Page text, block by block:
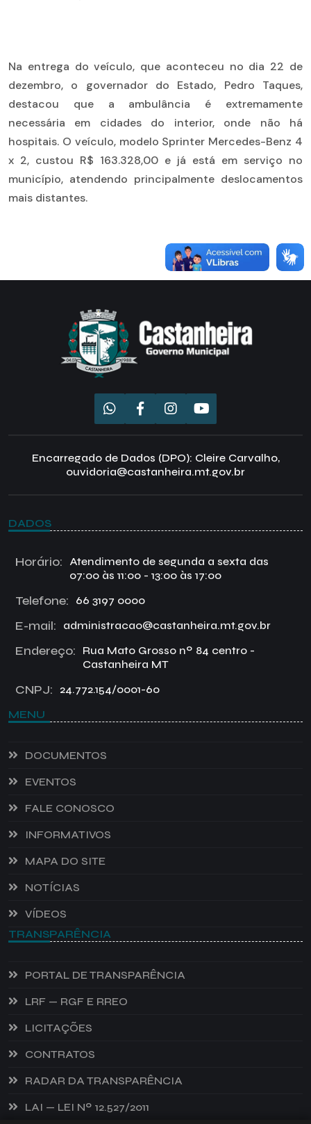
Na entrega do veículo, que aconteceu no dia 22 de
dezembro, o governador do Estado, Pedro Taques,
destacou que a ambulância é extremamente
necessária em cidades do interior, onde não há
hospitais. O veículo, modelo Sprinter Mercedes-Benz 4
x 2, custou R$ 163.328,00 e já está em serviço no
município, atendendo principalmente deslocamentos
mais distantes.
Encarregado de Dados (DPO): Cleire Carvalho,
ouvidoria@castanheira.mt.gov.br
DADOS
Horário:
Atendimento de segunda a sexta das
07:00 às 11:00 - 13:00 às 17:00
Telefone: 66 3197 0000
E-mail: administracao@castanheira.mt.gov.br
Endereço:
Rua Mato Grosso nº 84 centro -
Castanheira MT
CNPJ: 24.772.154/0001-60
MENU
DOCUMENTOS
EVENTOS
FALE CONOSCO
INFORMATIVOS
MAPA DO SITE
NOTÍCIAS
VÍDEOS
TRANSPARÊNCIA
PORTAL DE TRANSPARÊNCIA
LRF — RGF E RREO
LICITAÇÕES
CONTRATOS
RADAR DA TRANSPARÊNCIA
LAI — LEI Nº 12.527/2011